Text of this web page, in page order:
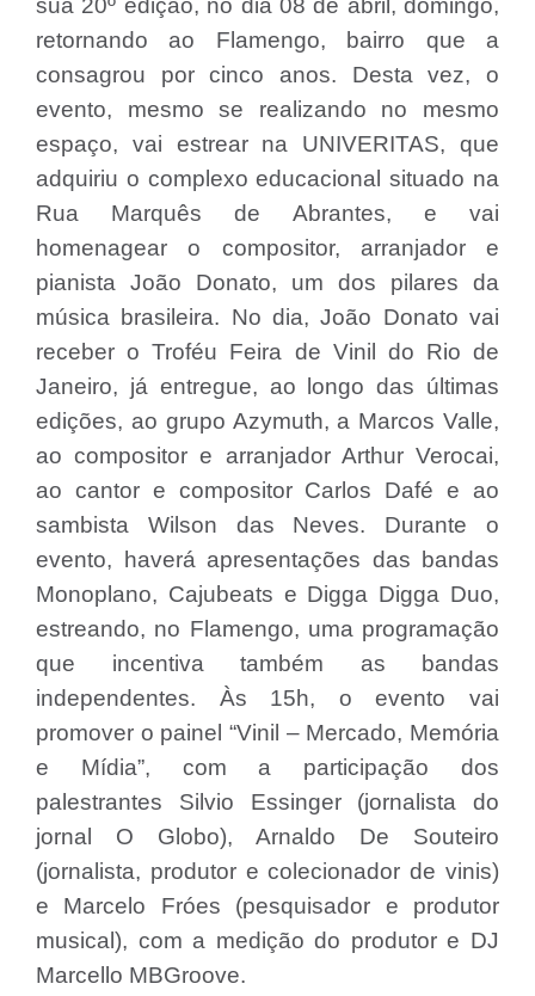
sua 20º edição, no dia 08 de abril, domingo,
retornando ao Flamengo, bairro que a
consagrou por cinco anos. Desta vez, o
evento, mesmo se realizando no mesmo
espaço, vai estrear na UNIVERITAS, que
adquiriu o complexo educacional situado na
Rua Marquês de Abrantes, e vai
homenagear o compositor, arranjador e
pianista João Donato, um dos pilares da
música brasileira. No dia, João Donato vai
receber o Troféu Feira de Vinil do Rio de
Janeiro, já entregue, ao longo das últimas
edições, ao grupo Azymuth, a Marcos Valle,
ao compositor e arranjador Arthur Verocai,
ao cantor e compositor Carlos Dafé e ao
sambista Wilson das Neves. Durante o
evento, haverá apresentações das bandas
Monoplano, Cajubeats e Digga Digga Duo,
estreando, no Flamengo, uma programação
que incentiva também as bandas
independentes. Às 15h, o evento vai
promover o painel “Vinil – Mercado, Memória
e Mídia”, com a participação dos
palestrantes Silvio Essinger (jornalista do
jornal O Globo), Arnaldo De Souteiro
(jornalista, produtor e colecionador de vinis)
e Marcelo Fróes (pesquisador e produtor
musical), com a medição do produtor e DJ
Marcello MBGroove.